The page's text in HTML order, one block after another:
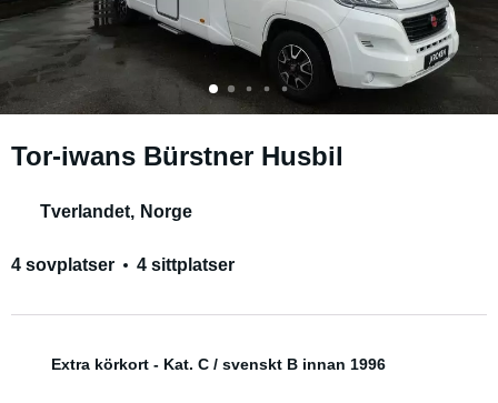
Tor-iwans Bürstner Husbil
Tverlandet, Norge
4 sovplatser 4 sittplatser
Extra körkort - Kat. C / svenskt B innan 1996